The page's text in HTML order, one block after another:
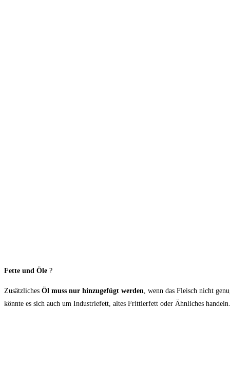
Fette und Öle ?
Zusätzliches Öl muss nur hinzugefügt werden , wenn das Fleisch nicht
könnte es sich auch um Industriefett, altes Frittierfett oder Ähnliches handeln.